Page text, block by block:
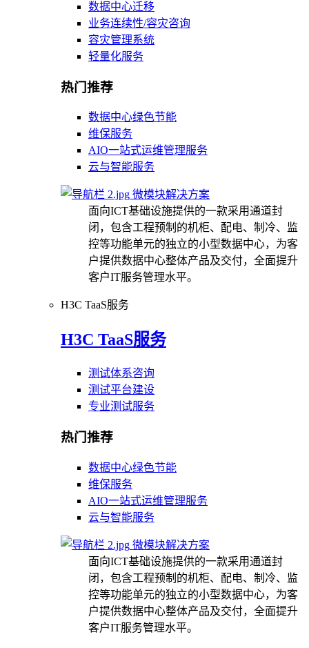
数据中心迁移
业务连续性/容灾咨询
容灾管理系统
轻量化服务
热门推荐
数据中心绿色节能
维保服务
AIO一站式运维管理服务
云与智能服务
微模块解决方案
面向ICT基础设施提供的一款采用通道封
闭，包含工程预制的机柜、配电、制冷、监
控等功能单元的独立的小型数据中心，为客
户提供数据中心整体产品及交付，全面提升
客户IT服务管理水平。
H3C TaaS服务
H3C TaaS服务
测试体系咨询
测试平台建设
专业测试服务
热门推荐
数据中心绿色节能
维保服务
AIO一站式运维管理服务
云与智能服务
微模块解决方案
面向ICT基础设施提供的一款采用通道封
闭，包含工程预制的机柜、配电、制冷、监
控等功能单元的独立的小型数据中心，为客
户提供数据中心整体产品及交付，全面提升
客户IT服务管理水平。